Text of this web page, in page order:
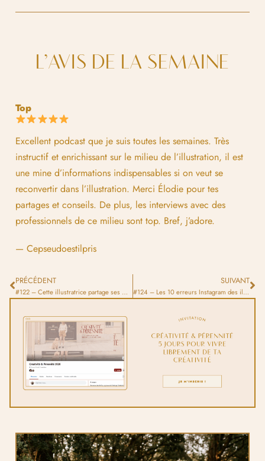
L’AVIS DE LA SEMAINE
Top
Excellent podcast que je suis toutes les semaines. Très
instructif et enrichissant sur le milieu de l’illustration, il est
une mine d’informations indispensables si on veut se
reconvertir dans l’illustration. Merci Élodie pour tes
partages et conseils. De plus, les interviews avec des
professionnels de ce milieu sont top. Bref, j’adore.
— Cepseudoestilpris
PRÉCÉDENT
#122 – Cette illustratrice partage ses moments de vie dans ses carnets
SUIVANT
#124 – Les 10 erreurs Instagram des illustrateur·trice·s débutant·e·s